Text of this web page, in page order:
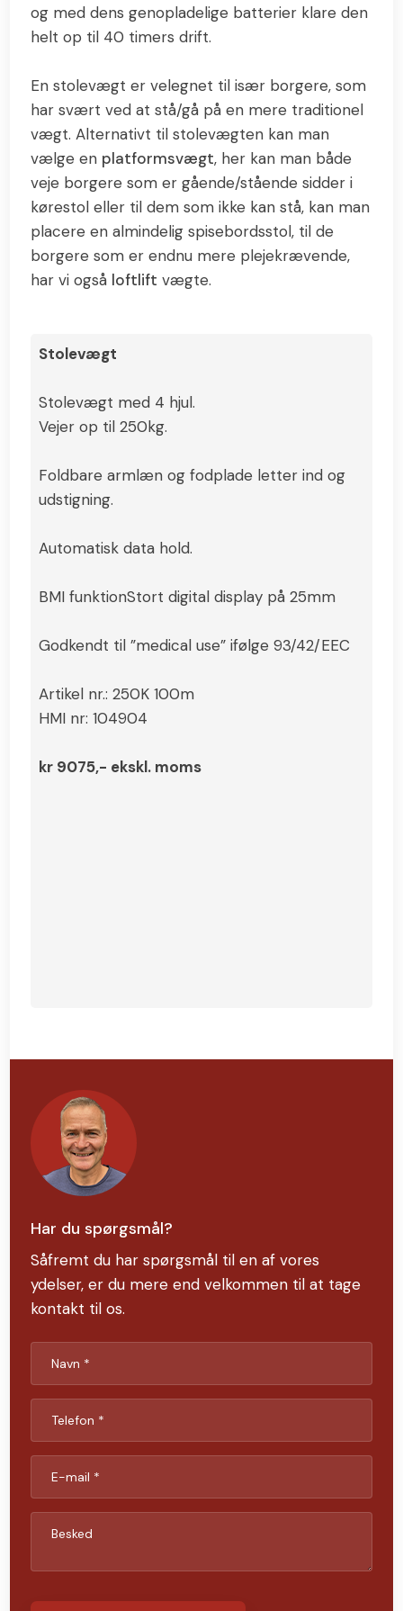
og med dens genopladelige batterier klare den
helt op til 40 timers drift.
En stolevægt er velegnet til især borgere, som
har svært ved at stå/gå på en mere traditionel
vægt. Alternativt til stolevægten kan man
vælge en platformsvægt, her kan man både
veje borgere som er gående/stående sidder i
kørestol eller til dem som ikke kan stå, kan man
placere en almindelig spisebordsstol, til de
borgere som er endnu mere plejekrævende,
har vi også loftlift vægte.​
Stolevægt
Stolevægt med 4 hjul.
Vejer op til 250kg.
Foldbare armlæn og fodplade letter ind og
udstigning.
Automatisk data hold.
BMI funktionStort digital display på 25mm
Godkendt til ”medical use” ifølge 93/42/EEC
Artikel nr.: 250K 100m
HMI nr: 104904
kr 9075,- ekskl. moms
Har du spørgsmål?
Såfremt du har spørgsmål til en af vores
ydelser, er du mere end velkommen til at tage
kontakt til os.